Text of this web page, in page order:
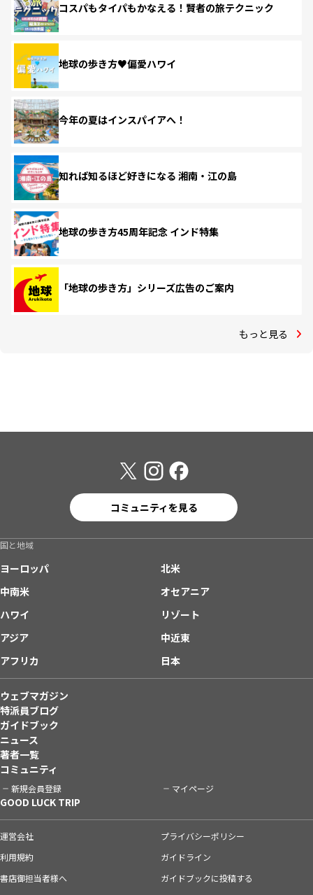
コスパもタイパもかなえる！賢者の旅テクニック
地球の歩き方♥偏愛ハワイ
今年の夏はインスパイアへ！
知れば知るほど好きになる 湘南・江の島
地球の歩き方45周年記念 インド特集
「地球の歩き方」シリーズ広告のご案内
もっと見る
コミュニティを見る
国と地域
ヨーロッパ
北米
中南米
オセアニア
ハワイ
リゾート
アジア
中近東
アフリカ
日本
ウェブマガジン
特派員ブログ
ガイドブック
ニュース
著者一覧
コミュニティ
新規会員登録 マイページ
GOOD LUCK TRIP
運営会社
プライバシーポリシー
利用規約
ガイドライン
書店御担当者様へ
ガイドブックに投稿する